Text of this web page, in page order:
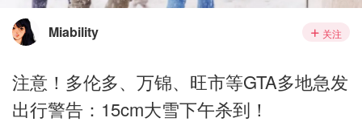
Miability 关注
注意！多伦多、万锦、旺市等GTA多地急发
出行警告：15cm大雪下午杀到！